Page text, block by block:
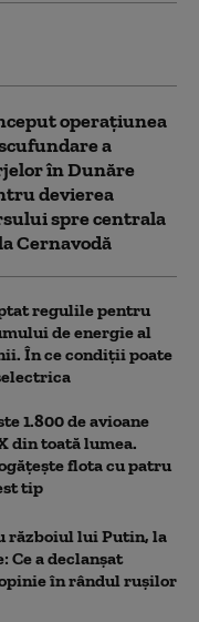
operațiunea
a
în Dunăre
devierea
spre centrala
Cernavodă
regulile pentru
de energie al
În ce condiții poate
1.800 de avioane
din toată lumea.
flota cu patru
tip
războiul lui Putin, la
Ce a declanșat
în rândul rușilor